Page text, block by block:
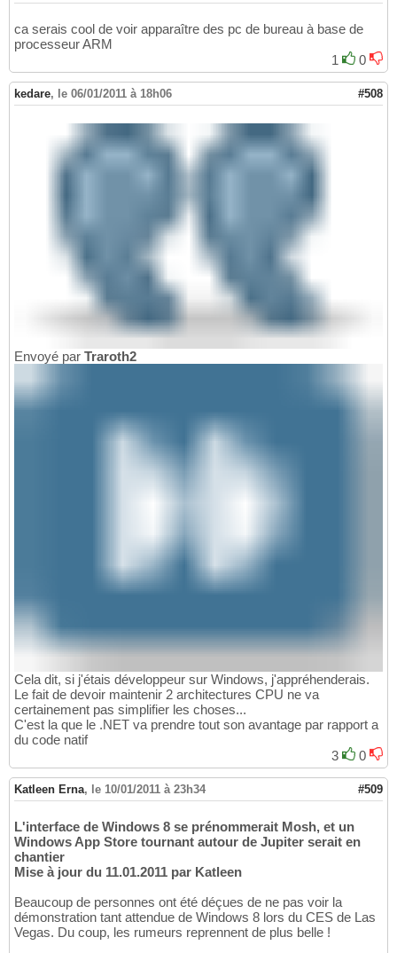
ca serais cool de voir apparaître des pc de bureau à base de
processeur ARM
1
0
kedare, le 06/01/2011 à 18h06 #508
Envoyé par Traroth2
Cela dit, si j'étais développeur sur Windows, j'appréhenderais.
Le fait de devoir maintenir 2 architectures CPU ne va
certainement pas simplifier les choses...
C'est la que le .NET va prendre tout son avantage par rapport a
du code natif
3
0
Katleen Erna, le 10/01/2011 à 23h34 #509
L'interface de Windows 8 se prénommerait Mosh, et un
Windows App Store tournant autour de Jupiter serait en
chantier
Mise à jour du 11.01.2011 par Katleen
Beaucoup de personnes ont été déçues de ne pas voir la
démonstration tant attendue de Windows 8 lors du CES de Las
Vegas. Du coup, les rumeurs reprennent de plus belle !